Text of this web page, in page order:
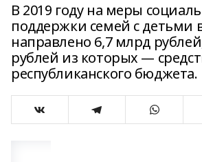
В 2019 году на меры
поддержки семей с детьми
направлено 6,7 млрд
рублей из которых —
республиканского бюджета.